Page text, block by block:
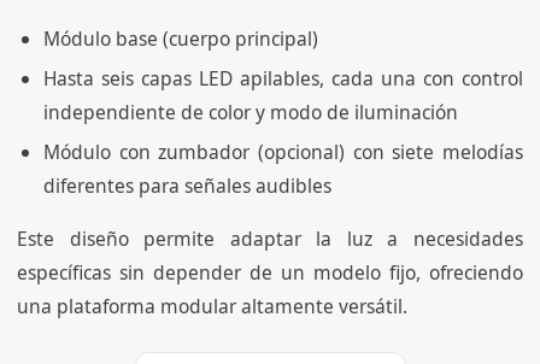
Módulo base (cuerpo principal)
Hasta seis capas LED apilables, cada una con control
independiente de color y modo de iluminación
Módulo con zumbador (opcional) con siete melodías
diferentes para señales audibles
Este diseño permite adaptar la luz a necesidades
específicas sin depender de un modelo fijo, ofreciendo
una plataforma modular altamente versátil.